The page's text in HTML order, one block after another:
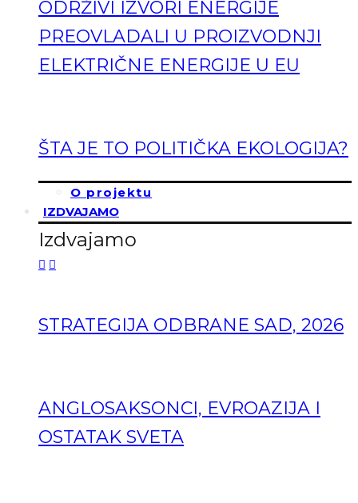
ODRŽIVI IZVORI ENERGIJE
PREOVLADALI U PROIZVODNJI
ELEKTRIČNE ENERGIJE U EU
ŠTA JE TO POLITIČKA EKOLOGIJA?
O projektu
IZDVAJAMO
Izdvajamo
STRATEGIJA ODBRANE SAD, 2026
ANGLOSAKSONCI, EVROAZIJA I
OSTATAK SVETA